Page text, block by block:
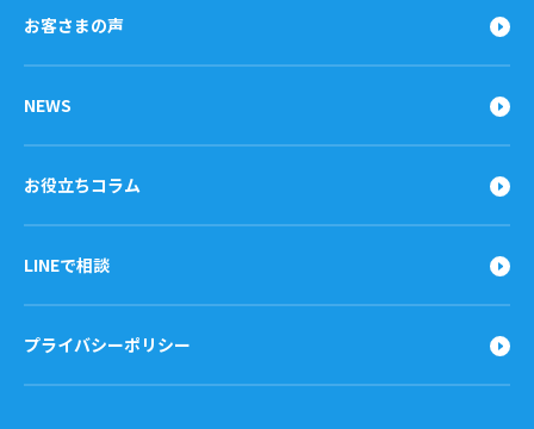
お客さまの声
NEWS
お役立ちコラム
LINEで相談
プライバシーポリシー